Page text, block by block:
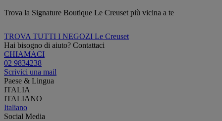
Trova la Signature Boutique Le Creuset più vicina a te
TROVA TUTTI I NEGOZI Le Creuset
Hai bisogno di aiuto? Contattaci
CHIAMACI
02 9834238
Scrivici una mail
Paese & Lingua
ITALIA
ITALIANO
Italiano
Social Media